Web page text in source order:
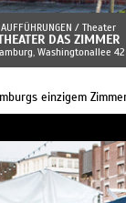
AUFFÜHRUNGEN / Theater
DAS ZIMMER
Washingtonallee 42
einzigem